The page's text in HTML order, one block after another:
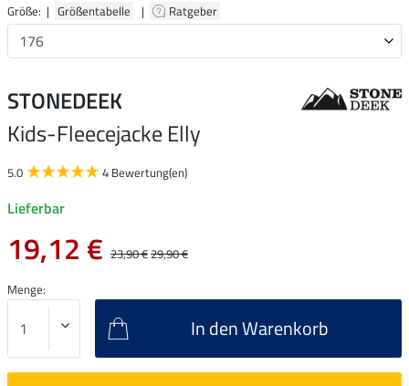
Größe: | Größentabelle | Ratgeber
STONEDEEK
Kids-Fleecejacke Elly
5.0 4 Bewertung(en)
Lieferbar
19,12 € 23,90 €29,90 €
Menge:
In den Warenkorb